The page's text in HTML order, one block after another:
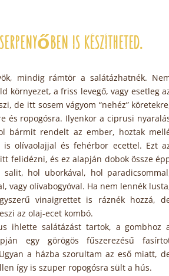
is készítheted.
mindig rámtör a salátázhatnék.
környezet, a friss levegő, vagy esetleg
de itt sosem vágyom “nehéz”
és ropogósra. Ilyenkor a ciprusi
bármit rendelt az ember, hoztak
is olívaolajjal és fehérbor ecettel. Ezt
felidézni, és ez alapján dobok össze
salit, hol uborkával, hol
vagy olívabogyóval. Ha nem lennék
vinaigrettet is ráznék hozzá,
az olaj-ecet kombó.
ihlette salátázást tartok, a gombhoz
egy görögös fűszerezésű
a házba szorultam az eső miatt,
így is szuper ropogósra sült a hús.